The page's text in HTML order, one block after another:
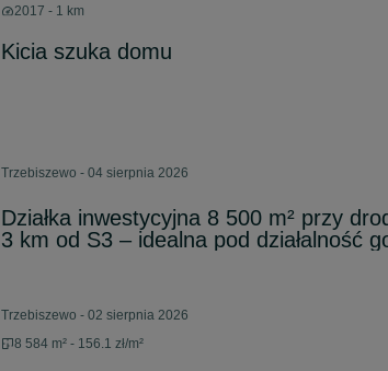
2017 - 1 km
Kicia szuka domu
Trzebiszewo - 04 sierpnia 2026
Działka inwestycyjna 8 500 m² przy
3 km od S3 – idealna pod działalność
Trzebiszewo - 02 sierpnia 2026
8 584 m² - 156.1 zł/m²